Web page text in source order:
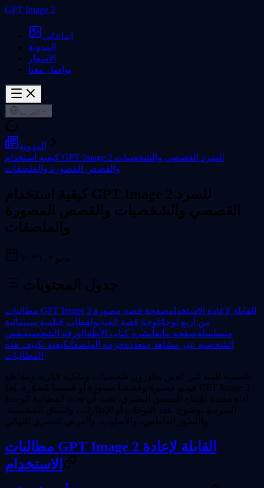
GPT Image 2
إبداعاتي
المدونة
الأسعار
تواصل معنا
العربية
المدونة
كيفية استخدام GPT Image 2 للسرد القصصي والشخصيات
والقصص المصورة والملصقات
كيفية استخدام GPT Image 2 للسرد
القصصي والشخصيات والقصص المصورة
والملصقات
مايو ٣، ٢٠٢٦
جدول المحتويات
مطالبات GPT Image 2 القابلة لإعادة الاستخدامصفحة قصة مصورة
من أربع لوحاتلوحة قصة الفيديولقطات فيلمية سينمائية
متسلسلةصفحة مانغانشرة كتاب الأطفالورقة الشخصيةنفس
الشخصية عبر مشاهد متعددةحزمة الملصقاتكيفية تكييف هذه
المطالبات
بالنسبة للمبدعين الذين يطورون شخصيات وملكية فكرية ومقاطع
فيديو قصيرة وقصصاً مصورة أو قصصاً مُصوَّرة، يُعدّ GPT Image 2
أداة مفيدة للإنتاج المسبق البصري. يجب أن تحدد المطالبة الوحدة
السردية بوضوح: عدد اللوحات أو الإطارات، واتساق الشخصية،
مطالبات GPT Image 2 القابلة لإعادة
الاستخدام